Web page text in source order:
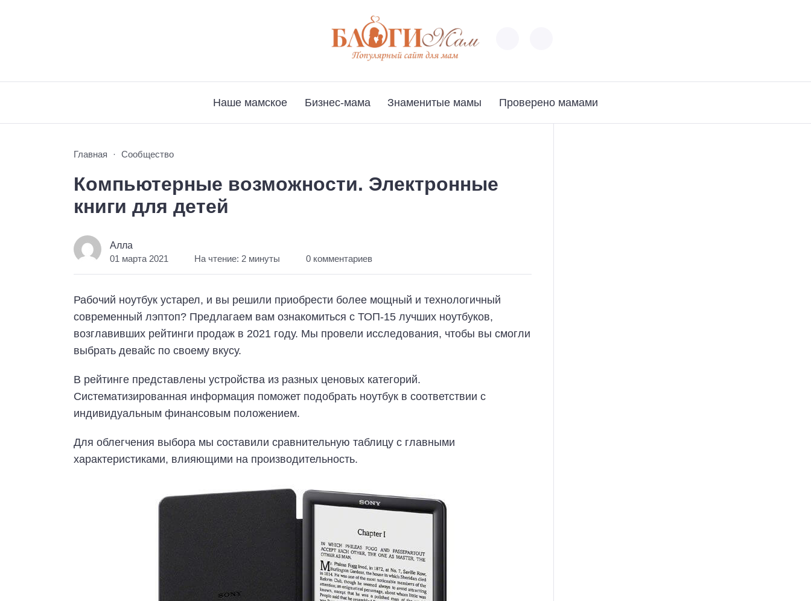
Наше мамское Бизнес-мама Знаменитые мамы Проверено мамами
Главная Сообщество
Компьютерные возможности. Электронные
книги для детей
Алла
01 марта 2021 На чтение: 2 минуты 0 комментариев
Рабочий ноутбук устарел, и вы решили приобрести более мощный и технологичный
современный лэптоп? Предлагаем вам ознакомиться с ТОП-15 лучших ноутбуков,
возглавивших рейтинги продаж в 2021 году. Мы провели исследования, чтобы вы смогли
выбрать девайс по своему вкусу.
В рейтинге представлены устройства из разных ценовых категорий.
Систематизированная информация поможет подобрать ноутбук в соответствии с
индивидуальным финансовым положением.
Для облегчения выбора мы составили сравнительную таблицу с главными
характеристиками, влияющими на производительность.